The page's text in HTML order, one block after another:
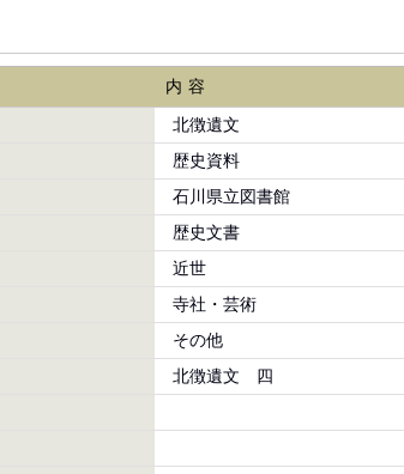
内容
北徴遺文
歴史資料
石川県立図書館
歴史文書
近世
寺社・芸術
その他
北徴遺文 四